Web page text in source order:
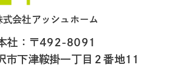
式会社アッシュホーム
社：〒492-8091
市下津鞍掛一丁目２番地11